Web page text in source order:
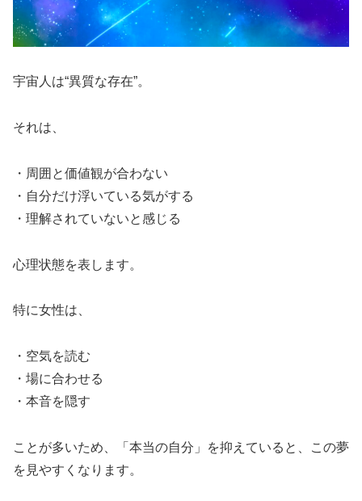
宇宙人は“異質な存在”。
それは、
・周囲と価値観が合わない
・自分だけ浮いている気がする
・理解されていないと感じる
心理状態を表します。
特に女性は、
・空気を読む
・場に合わせる
・本音を隠す
ことが多いため、「本当の自分」を抑えていると、この夢
を見やすくなります。